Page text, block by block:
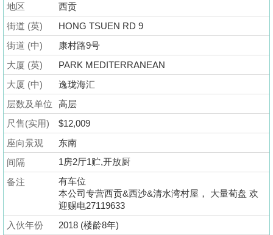
布
置
业
手
册
关
於
我
们
地区
西贡
街道 (英)
HONG TSUEN RD 9
街道 (中)
康村路9号
大厦 (英)
PARK MEDITERRANEAN
大厦 (中)
逸珑海汇
层数及单位
高层
尺售(实用)
$12,009
座向景观
东南
间隔
1房2厅1贮,开放厨
备注
有车位
本公司专营西贡&西沙&清水湾村屋， 大量荀盘 欢
迎赐电27119633
入伙年份
2018 (楼龄8年)